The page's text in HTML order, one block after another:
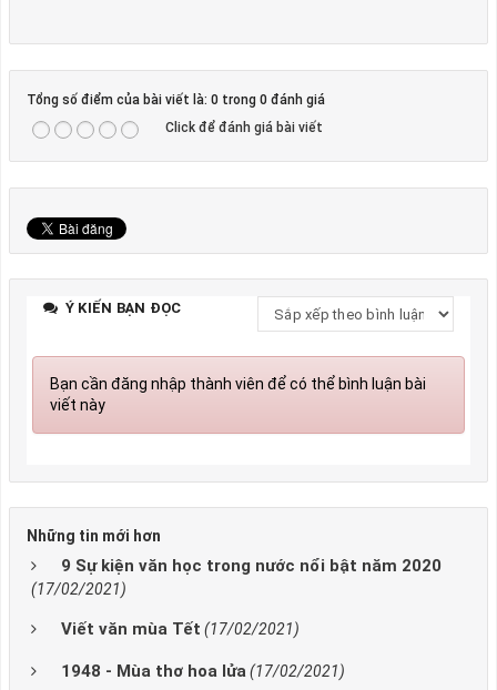
Tổng số điểm của bài viết là: 0 trong 0 đánh giá
Click để đánh giá bài viết
Ý KIẾN BẠN ĐỌC
Bạn cần đăng nhập thành viên để có thể bình luận bài
viết này
Những tin mới hơn
9 Sự kiện văn học trong nước nổi bật năm 2020
(17/02/2021)
Viết văn mùa Tết (17/02/2021)
1948 - Mùa thơ hoa lửa(17/02/2021)